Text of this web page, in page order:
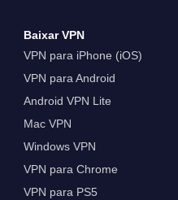
Baixar VPN
VPN para iPhone (iOS)
VPN para Android
Android VPN Lite
Mac VPN
Windows VPN
VPN para Chrome
VPN para PS5